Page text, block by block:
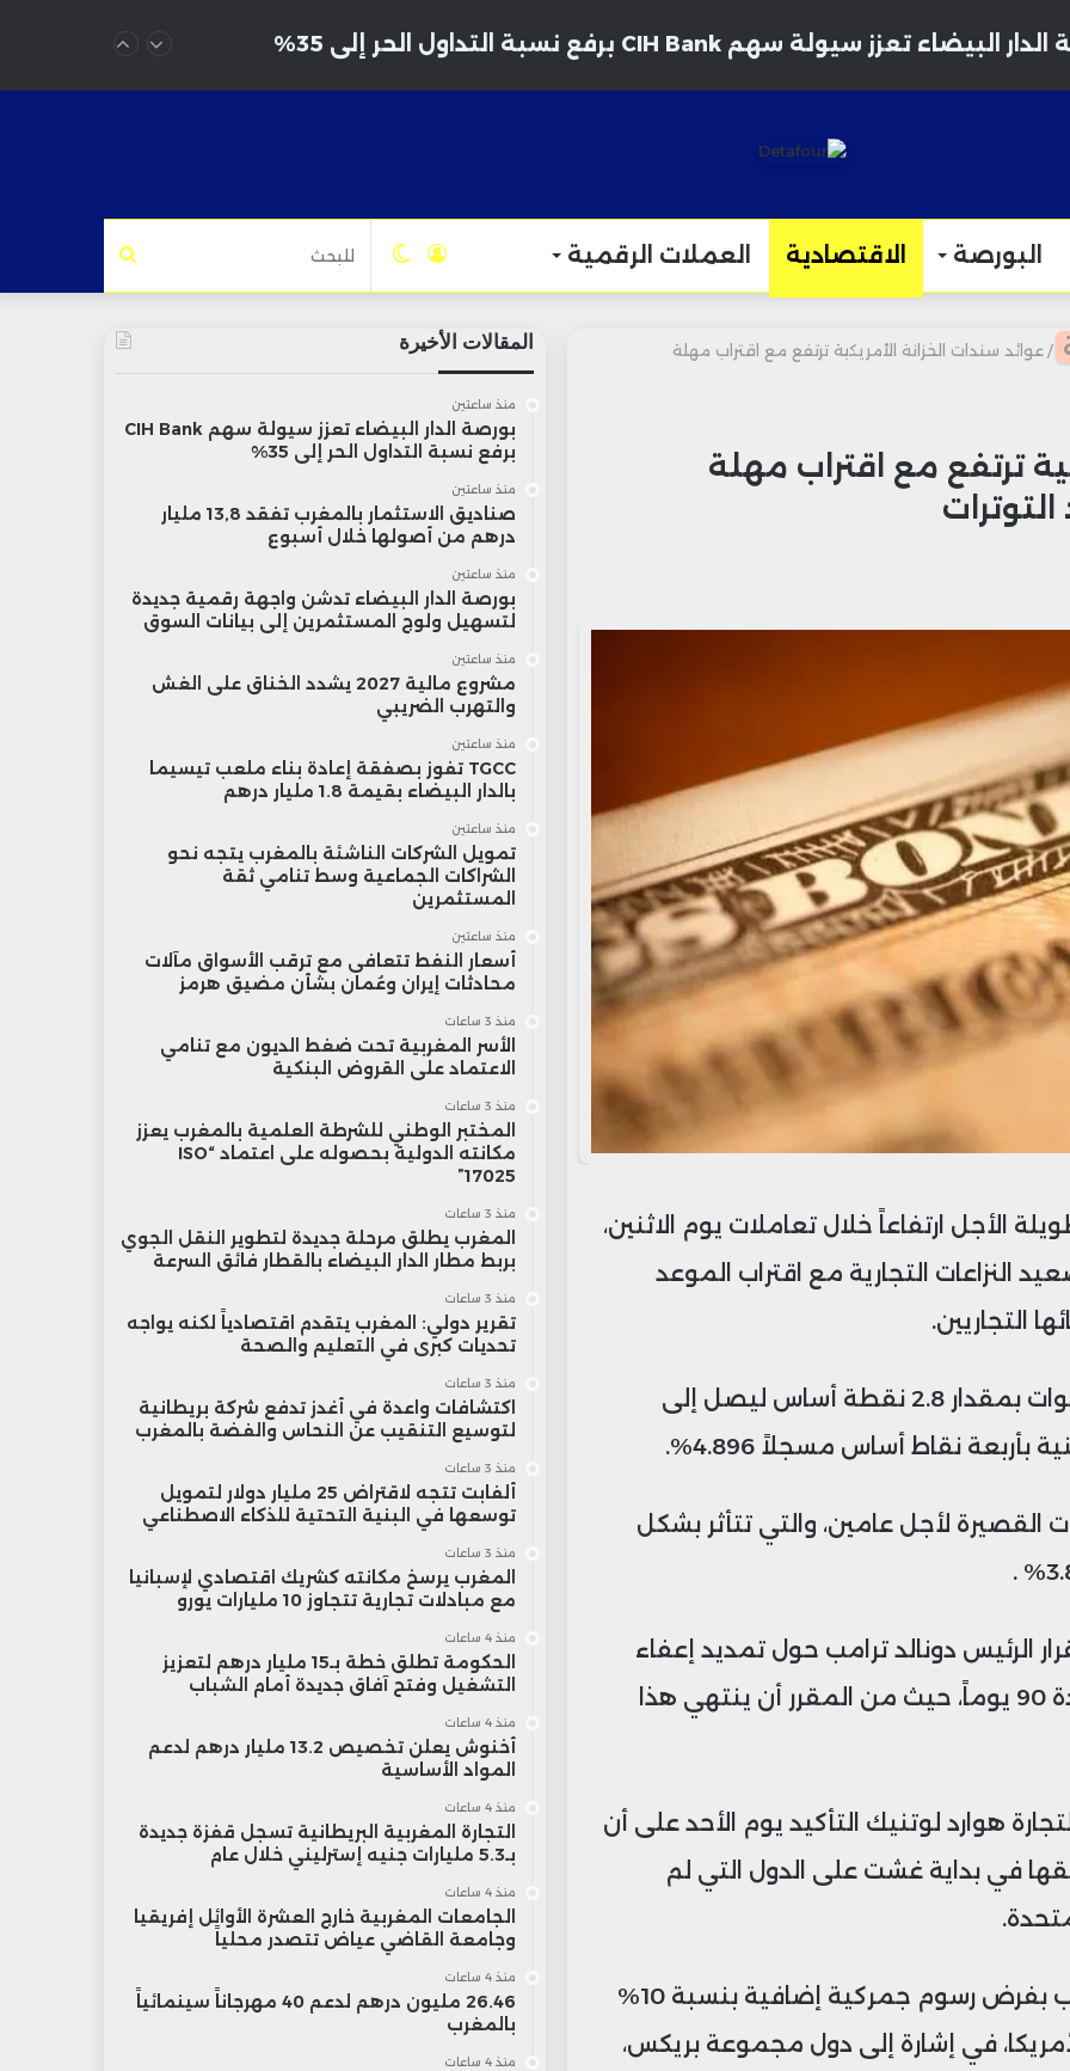
البورصة الاقتصادية العملات الرقمية للبحث الوضعتسجيل
/ عوائد سندات الخزانة الأمريكية ترتفع مع اقتراب مهلة
ترتفع مع اقتراب مهلة
الأجل ارتفاعاً خلال تعاملات يوم الاثنين،
النزاعات التجارية مع اقتراب الموعد
التجاريين.
وقفز العائد على السندات لأجل عشر سنوات بمقدار 2.8 نقطة أساس ليصل إلى
القصيرة لأجل عامين، والتي تتأثر بشكل
الرئيس دونالد ترامب حول تمديد إعفاء
معظم الدول من الرسوم الجمركية لمدة 90 يوماً، حيث من المقرر أن ينتهي هذا
هوارد لوتنيك التأكيد يوم الأحد على أن
في بداية غشت على الدول التي لم
وتصاعدت حدة التوترات بعد تهديد ترامب بفرض رسوم جمركية إضافية بنسبة 10%
في إشارة إلى دول مجموعة بريكس،
المقالات الأخيرة
منذ ساعتين
بورصة الدار البيضاء تعزز سيولة سهم CIH Bank
برفع نسبة التداول الحر إلى 35%
منذ ساعتين
صناديق الاستثمار بالمغرب تفقد 13,8 مليار
درهم من أصولها خلال أسبوع
منذ ساعتين
بورصة الدار البيضاء تدشن واجهة رقمية جديدة
لتسهيل ولوج المستثمرين إلى بيانات السوق
منذ ساعتين
مشروع مالية 2027 يشدد الخناق على الغش
والتهرب الضريبي
منذ ساعتين
TGCC تفوز بصفقة إعادة بناء ملعب تيسيما
بالدار البيضاء بقيمة 1.8 مليار درهم
منذ ساعتين
تمويل الشركات الناشئة بالمغرب يتجه نحو
الشراكات الجماعية وسط تنامي ثقة
المستثمرين
منذ ساعتين
أسعار النفط تتعافى مع ترقب الأسواق مآلات
محادثات إيران وعُمان بشأن مضيق هرمز
منذ 3 ساعات
الأسر المغربية تحت ضغط الديون مع تنامي
الاعتماد على القروض البنكية
منذ 3 ساعات
المختبر الوطني للشرطة العلمية بالمغرب يعزز
مكانته الدولية بحصوله على اعتماد “ISO
17025”
منذ 3 ساعات
المغرب يطلق مرحلة جديدة لتطوير النقل الجوي
بربط مطار الدار البيضاء بالقطار فائق السرعة
منذ 3 ساعات
تقرير دولي: المغرب يتقدم اقتصادياً لكنه يواجه
تحديات كبرى في التعليم والصحة
منذ 3 ساعات
اكتشافات واعدة في أغدز تدفع شركة بريطانية
لتوسيع التنقيب عن النحاس والفضة بالمغرب
منذ 3 ساعات
ألفابت تتجه لاقتراض 25 مليار دولار لتمويل
توسعها في البنية التحتية للذكاء الاصطناعي
منذ 3 ساعات
المغرب يرسخ مكانته كشريك اقتصادي لإسبانيا
مع مبادلات تجارية تتجاوز 10 مليارات يورو
منذ 4 ساعات
الحكومة تطلق خطة بـ15 مليار درهم لتعزيز
التشغيل وفتح آفاق جديدة أمام الشباب
منذ 4 ساعات
أخنوش يعلن تخصيص 13.2 مليار درهم لدعم
المواد الأساسية
منذ 4 ساعات
التجارة المغربية البريطانية تسجل قفزة جديدة
بـ5.3 مليارات جنيه إسترليني خلال عام
منذ 4 ساعات
الجامعات المغربية خارج العشرة الأوائل إفريقيا
وجامعة القاضي عياض تتصدر محلياً
منذ 4 ساعات
26.46 مليون درهم لدعم 40 مهرجاناً سينمائياً
بالمغرب
منذ 4 ساعات